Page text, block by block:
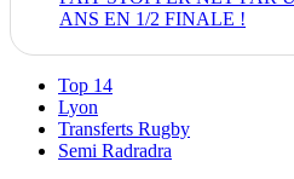
ANS EN 1/2 FINALE !
Top 14
Lyon
Transferts Rugby
Semi Radradra